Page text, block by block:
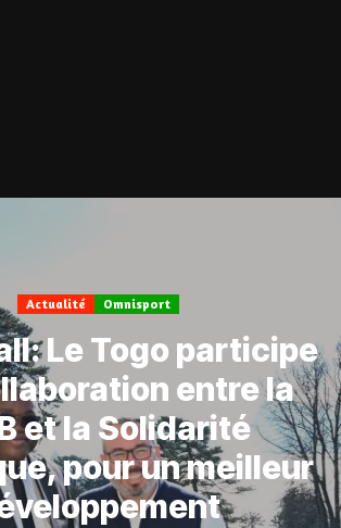
Actualité Omnisport
Le Togo participe
entre la
et la Solidarité
pour un meilleur